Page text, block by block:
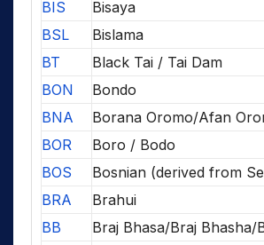
BIS
Bisaya
BSL
Bislama
BT
Black Tai / Tai Dam
BON
Bondo
BNA
Borana Oromo/Afan
BOR
Boro / Bodo
BOS
Bosnian (derived from
BRA
Brahui
BB
Braj Bhasa/Braj Bhasha/